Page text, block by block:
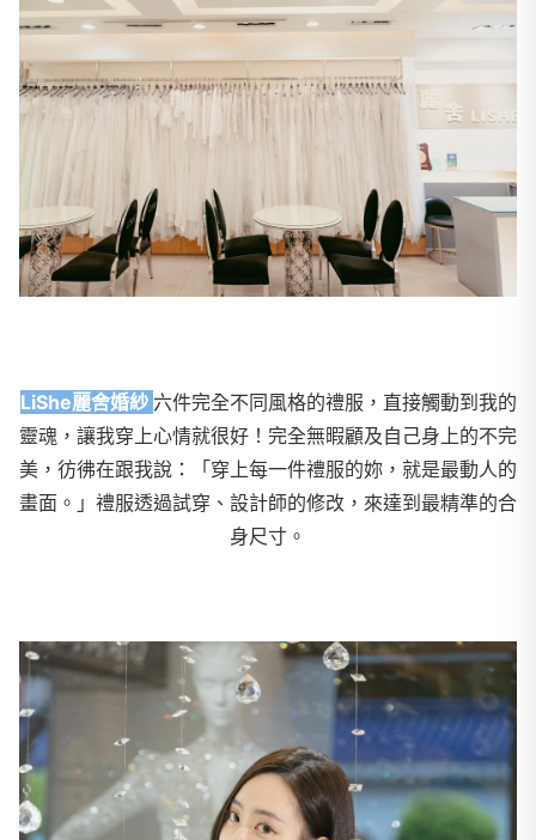
LiShe麗舍婚紗 六件完全不同風格的禮服，直接觸動到我的
靈魂，讓我穿上心情就很好！完全無暇顧及自己身上的不完
美，彷彿在跟我說：「穿上每一件禮服的妳，就是最動人的
畫面。」禮服透過試穿、設計師的修改，來達到最精準的合
身尺寸。